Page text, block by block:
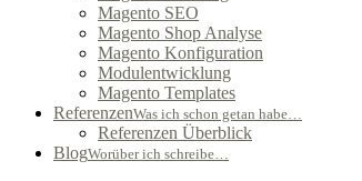
Magento SEO
Magento Shop Analyse
Magento Konfiguration
Modulentwicklung
Magento Templates
ReferenzenWas ich schon getan habe…
Referenzen Überblick
BlogWorüber ich schreibe…